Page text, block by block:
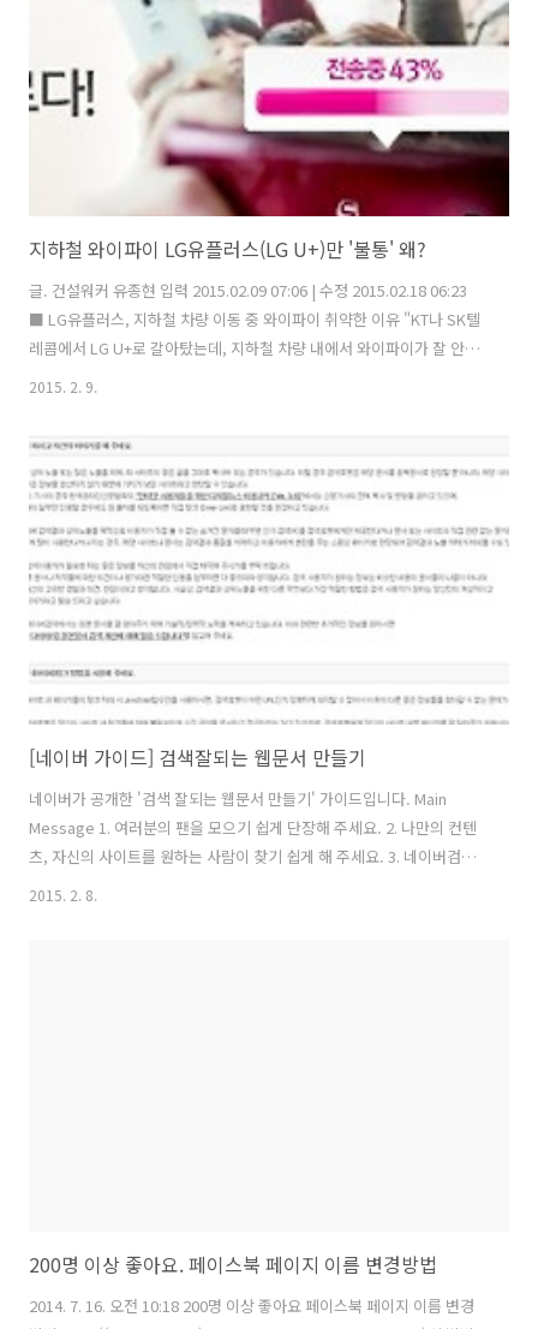
때문에 명확히 밝히기 어렵다고 말합니다. 그러니까 결국 인터넷 상에서
떠도는 [블로그 저품질 탈출] [검색결과 상위 노출 노하우] 등..
지하철 와이파이 LG유플러스(LG U+)만 '불통' 왜?
글. 건설워커 유종현 입력 2015.02.09 07:06 | 수정 2015.02.18 06:23
■ LG유플러스, 지하철 차량 이동 중 와이파이 취약한 이유 "KT나 SK텔
레콤에서 LG U+로 갈아탔는데, 지하철 차량 내에서 와이파이가 잘 안된
다" 이렇게 말하는 분들이 있는데, LG 유플러스가 '지하철 와이파이' 측
모두 와이파이를 사용하고 있을까요? 아닙니다. 만원 지하철에서는 와이
파이가 잡히더라도 (모두가 와이파이를 사용한다면) 속도가 너무 느려서
제대로 사용할 수 없을 겁니다. 하지만, 사람이 별로 없는 심야 새벽시간
대에 조차도 지하철 와이파이 이용이 잘 안되는 ..
2015. 2. 9.
[네이버 가이드] 검색잘되는 웹문서 만들기
네이버가 공개한 '검색 잘되는 웹문서 만들기' 가이드입니다. Main
Message 1. 여러분의 팬을 모으기 쉽게 단장해 주세요. 2. 나만의 컨텐
츠, 자신의 사이트를 원하는 사람이 찾기 쉽게 해 주세요. 3. 네이버검색
은 여러분을 원하는 (검색 사용자) 분들을 여러분께 연결시켜 드리겠습니
2015. 2. 8.
200명 이상 좋아요. 페이스북 페이지 이름 변경방법
2014. 7. 16. 오전 10:18 200명 이상 좋아요 페이스북 페이지 이름 변경